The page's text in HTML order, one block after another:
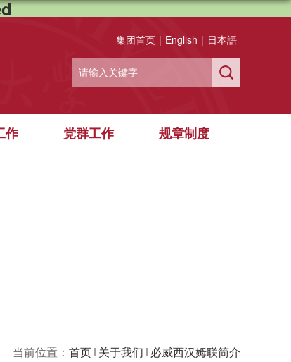
集团首页 | English | 日本語
作 党群工作 规章制度
当前位置： 首页 关于我们 必威西汉姆联简介